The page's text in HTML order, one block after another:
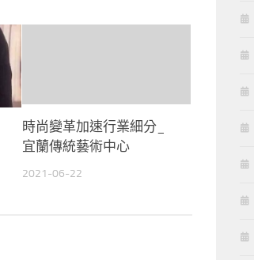
時尚變革加速行業細分_
宜蘭傳統藝術中心
2021-06-22